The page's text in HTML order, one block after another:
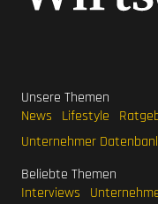
Unsere Themen
News
Lifestyle
Unternehmer
Beliebte Themen
Interviews